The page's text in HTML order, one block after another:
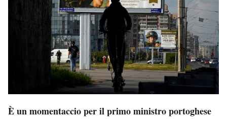
È un momentaccio per il primo ministro portoghese